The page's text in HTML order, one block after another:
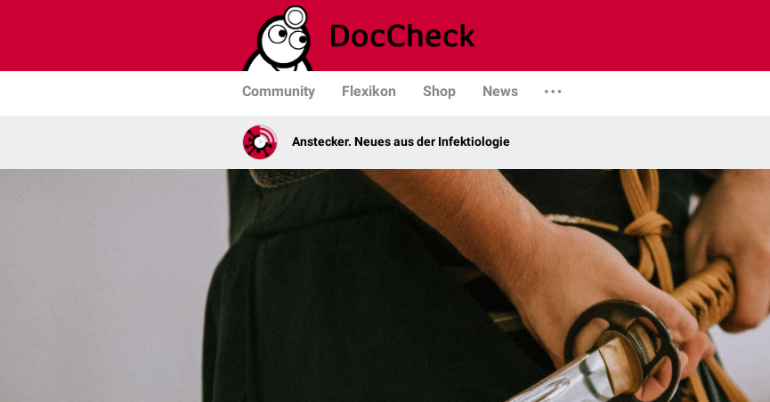
Community Flexikon Shop News
Anstecker. Neues aus der Infektiologie